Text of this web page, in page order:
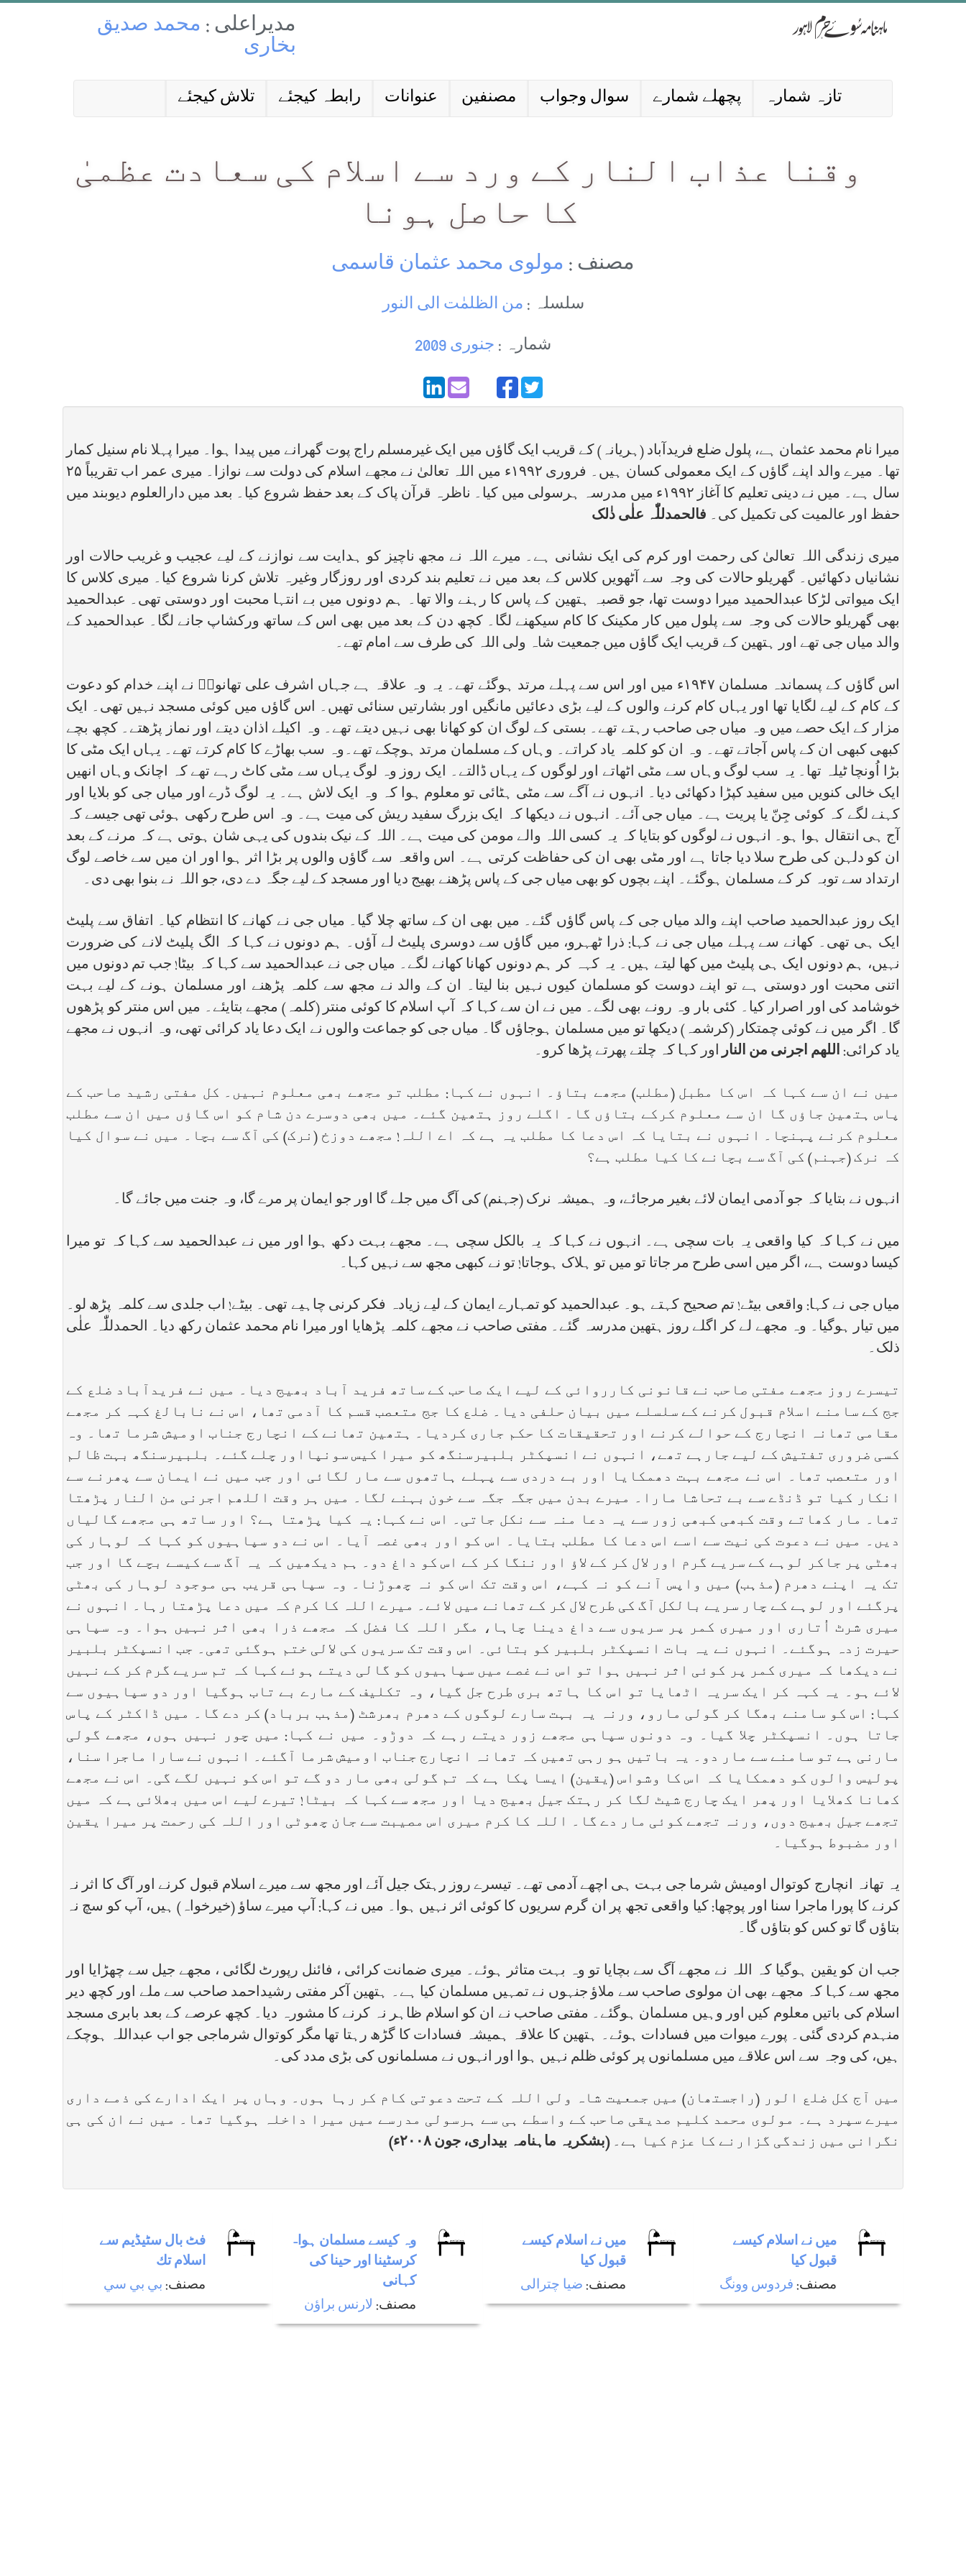
مدیراعلی : محمد صدیق
بخاری
تلاش کیجئے رابطہ کیجئے عنوانات مصنفین سوال وجواب پچھلے شمارے تازہ شمارہ
وقنا عذاب النار کے ورد سے اسلام کی سعادت عظمیٰ
کا حاصل ہونا
مصنف : مولوی محمد عثمان قاسمی
سلسلہ : من الظلمٰت الی النور
شمارہ : جنوری 2009
میرا نام محمد عثمان ہے، پلول ضلع فریدآباد (ہریانہ) کے قریب ایک گاؤں میں ایک غیرمسلم راج پوت گھرانے میں پیدا ہوا۔ میرا پہلا نام سنیل کمار
تھا۔ میرے والد اپنے گاؤں کے ایک معمولی کسان ہیں۔ فروری ۱۹۹۲ء میں اللہ تعالیٰ نے مجھے اسلام کی دولت سے نوازا۔ میری عمر اب تقریباً ۲۵
سال ہے۔ میں نے دینی تعلیم کا آغاز ۱۹۹۲ء میں مدرسہ ہرسولی میں کیا۔ ناظرہ قرآن پاک کے بعد حفظ شروع کیا۔ بعد میں دارالعلوم دیوبند میں
حفظ اور عالمیت کی تکمیل کی۔ فالحمدللّٰہ علٰی ذٰلک
میری زندگی اللہ تعالیٰ کی رحمت اور کرم کی ایک نشانی ہے۔ میرے اللہ نے مجھ ناچیز کو ہدایت سے نوازنے کے لیے عجیب و غریب حالات اور
نشانیاں دکھائیں۔ گھریلو حالات کی وجہ سے آٹھویں کلاس کے بعد میں نے تعلیم بند کردی اور روزگار وغیرہ تلاش کرنا شروع کیا۔ میری کلاس کا
ایک میواتی لڑکا عبدالحمید میرا دوست تھا، جو قصبہ ہتھین کے پاس کا رہنے والا تھا۔ ہم دونوں میں بے انتہا محبت اور دوستی تھی۔ عبدالحمید
بھی گھریلو حالات کی وجہ سے پلول میں کار مکینک کا کام سیکھنے لگا۔ کچھ دن کے بعد میں بھی اس کے ساتھ ورکشاپ جانے لگا۔ عبدالحمید کے
والد میاں جی تھے اور ہتھین کے قریب ایک گاؤں میں جمعیت شاہ ولی اللہ کی طرف سے امام تھے۔
اس گاؤں کے پسماندہ مسلمان ۱۹۴۷ء میں اور اس سے پہلے مرتد ہوگئے تھے۔ یہ وہ علاقہ ہے جہاں اشرف علی تھانویؒ نے اپنے خدام کو دعوت
کے کام کے لیے لگایا تھا اور یہاں کام کرنے والوں کے لیے بڑی دعائیں مانگیں اور بشارتیں سنائی تھیں۔ اس گاؤں میں کوئی مسجد نہیں تھی۔ ایک
مزار کے ایک حصے میں وہ میاں جی صاحب رہتے تھے۔ بستی کے لوگ ان کو کھانا بھی نہیں دیتے تھے۔ وہ اکیلے اذان دیتے اور نماز پڑھتے۔ کچھ بچے
کبھی کبھی ان کے پاس آجاتے تھے۔ وہ ان کو کلمہ یاد کراتے۔ وہاں کے مسلمان مرتد ہوچکے تھے۔وہ سب بھاڑے کا کام کرتے تھے۔ یہاں ایک مٹی کا
بڑا اُونچا ٹیلہ تھا۔ یہ سب لوگ وہاں سے مٹی اٹھاتے اور لوگوں کے یہاں ڈالتے۔ ایک روز وہ لوگ یہاں سے مٹی کاٹ رہے تھے کہ اچانک وہاں انھیں
ایک خالی کنویں میں سفید کپڑا دکھائی دیا۔ انہوں نے آگے سے مٹی ہٹائی تو معلوم ہوا کہ وہ ایک لاش ہے۔ یہ لوگ ڈرے اور میاں جی کو بلایا اور
کہنے لگے کہ کوئی جِنّ یا پریت ہے۔ میاں جی آئے۔ انہوں نے دیکھا کہ ایک بزرگ سفید ریش کی میت ہے۔ وہ اس طرح رکھی ہوئی تھی جیسے کہ
آج ہی انتقال ہوا ہو۔ انہوں نے لوگوں کو بتایا کہ یہ کسی اللہ والے مومن کی میت ہے۔ اللہ کے نیک بندوں کی یہی شان ہوتی ہے کہ مرنے کے بعد
ان کو دلہن کی طرح سلا دیا جاتا ہے اور مٹی بھی ان کی حفاظت کرتی ہے۔ اس واقعہ سے گاؤں والوں پر بڑا اثر ہوا اور ان میں سے خاصے لوگ
ارتداد سے توبہ کر کے مسلمان ہوگئے۔ اپنے بچوں کو بھی میاں جی کے پاس پڑھنے بھیج دیا اور مسجد کے لیے جگہ دے دی، جو اللہ نے بنوا بھی دی۔
ایک روز عبدالحمید صاحب اپنے والد میاں جی کے پاس گاؤں گئے۔ میں بھی ان کے ساتھ چلا گیا۔ میاں جی نے کھانے کا انتظام کیا۔ اتفاق سے پلیٹ
ایک ہی تھی۔ کھانے سے پہلے میاں جی نے کہا: ذرا ٹھہرو، میں گاؤں سے دوسری پلیٹ لے آؤں۔ ہم دونوں نے کہا کہ الگ پلیٹ لانے کی ضرورت
نہیں، ہم دونوں ایک ہی پلیٹ میں کھا لیتے ہیں۔ یہ کہہ کر ہم دونوں کھانا کھانے لگے۔ میاں جی نے عبدالحمید سے کہا کہ بیٹا! جب تم دونوں میں
اتنی محبت اور دوستی ہے تو اپنے دوست کو مسلمان کیوں نہیں بنا لیتا۔ ان کے والد نے مجھ سے کلمہ پڑھنے اور مسلمان ہونے کے لیے بہت
خوشامد کی اور اصرار کیا۔ کئی بار وہ رونے بھی لگے۔ میں نے ان سے کہا کہ آپ اسلام کا کوئی منتر (کلمہ) مجھے بتایئے۔ میں اس منتر کو پڑھوں
گا۔ اگر میں نے کوئی چمتکار (کرشمہ) دیکھا تو میں مسلمان ہوجاؤں گا۔ میاں جی کو جماعت والوں نے ایک دعا یاد کرائی تھی، وہ انہوں نے مجھے
یاد کرائی:اللھم اجرنی من الناراور کہا کہ چلتے پھرتے پڑھا کرو۔
میں نے ان سے کہا کہ اس کا مطبل (مطلب) مجھے بتاؤ۔ انہوں نے کہا: مطلب تو مجھے بھی معلوم نہیں۔ کل مفتی رشید صاحب کے
پاس ہتھین جاؤں گا ان سے معلوم کرکے بتاؤں گا۔ اگلے روز ہتھین گئے۔ میں بھی دوسرے دن شام کو اس گاؤں میں ان سے مطلب
معلوم کرنے پہنچا۔ انہوں نے بتایا کہ اس دعا کا مطلب یہ ہے کہ اے اللہ! مجھے دوزخ (نرک) کی آگ سے بچا۔ میں نے سوال کیا
کہ نرک (جہنم) کی آگ سے بچانے کا کیا مطلب ہے؟
انہوں نے بتایا کہ جو آدمی ایمان لائے بغیر مرجائے، وہ ہمیشہ نرک (جہنم) کی آگ میں جلے گا اور جو ایمان پر مرے گا، وہ جنت میں جائے گا۔
میں نے کہا کہ کیا واقعی یہ بات سچی ہے۔ انہوں نے کہا کہ یہ بالکل سچی ہے۔ مجھے بہت دکھ ہوا اور میں نے عبدالحمید سے کہا کہ تو میرا
کیسا دوست ہے، اگر میں اسی طرح مر جاتا تو میں تو ہلاک ہوجاتا! تو نے کبھی مجھ سے نہیں کہا۔
میاں جی نے کہا: واقعی بیٹے! تم صحیح کہتے ہو۔ عبدالحمید کو تمہارے ایمان کے لیے زیادہ فکر کرنی چاہیے تھی۔ بیٹے! اب جلدی سے کلمہ پڑھ لو۔
میں تیار ہوگیا۔ وہ مجھے لے کر اگلے روز ہتھین مدرسہ گئے۔ مفتی صاحب نے مجھے کلمہ پڑھایا اور میرا نام محمد عثمان رکھ دیا۔ الحمدللّٰہ علٰی
ذلک۔
تیسرے روز مجھے مفتی صاحب نے قانونی کارروائی کے لیے ایک صاحب کے ساتھ فرید آباد بھیج دیا۔ میں نے فریدآباد ضلع کے
جج کے سامنے اسلام قبول کرنے کے سلسلے میں بیان حلفی دیا۔ ضلع کا جج متعصب قسم کا آدمی تھا، اس نے نابالغ کہہ کر مجھے
مقامی تھانہ انچارج کے حوالے کرنے اور تحقیقات کا حکم جاری کردیا۔ ہتھین تھانے کے انچارج جناب اومیش شرما تھا۔ وہ
کسی ضروری تفتیش کے لیے جارہے تھے، انہوں نے انسپکٹر بلبیرسنگھ کو میرا کیس سونپااور چلے گئے۔ بلبیرسنگھ بہت ظالم
اور متعصب تھا۔ اس نے مجھے بہت دھمکایا اور بے دردی سے پہلے ہاتھوں سے مار لگائی اور جب میں نے ایمان سے پھرنے سے
انکار کیا تو ڈنڈے سے بے تحاشا مارا۔ میرے بدن میں جگہ جگہ سے خون بہنے لگا۔ میں ہر وقت اللھم اجرنی من النار پڑھتا
تھا۔ مار کھاتے وقت کبھی کبھی زور سے یہ دعا منہ سے نکل جاتی۔ اس نے کہا: یہ کیا پڑھتا ہے؟ اور ساتھ ہی مجھے گالیاں
دیں۔ میں نے دعوت کی نیت سے اسے اس دعا کا مطلب بتایا۔ اس کو اور بھی غصہ آیا۔ اس نے دو سپاہیوں کو کہا کہ لوہار کی
بھٹی پر جاکر لوہے کے سریے گرم اور لال کر کے لاؤ اور ننگا کر کے اس کو داغ دو۔ ہم دیکھیں کہ یہ آگ سے کیسے بچے گا اور جب
تک یہ اپنے دھرم (مذہب) میں واپس آنے کو نہ کہے، اس وقت تک اس کو نہ چھوڑنا۔ وہ سپاہی قریب ہی موجود لوہار کی بھٹی
پرگئے اور لوہے کے چار سریے بالکل آگ کی طرح لال کر کے تھانے میں لائے۔ میرے اللہ کا کرم کہ میں دعا پڑھتا رہا۔ انہوں نے
میری شرٹ اُتاری اور میری کمر پر سریوں سے داغ دینا چاہا، مگر اللہ کا فضل کہ مجھے ذرا بھی اثر نہیں ہوا۔ وہ سپاہی
حیرت زدہ ہوگئے۔ انہوں نے یہ بات انسپکٹر بلبیر کو بتائی۔ اس وقت تک سریوں کی لالی ختم ہوگئی تھی۔ جب انسپکٹر بلبیر
نے دیکھا کہ میری کمر پر کوئی اثر نہیں ہوا تو اس نے غصے میں سپاہیوں کو گالی دیتے ہوئے کہا کہ تم سریے گرم کر کے نہیں
لائے ہو۔ یہ کہہ کر ایک سریہ اٹھایا تو اس کا ہاتھ بری طرح جل گیا، وہ تکلیف کے مارے بے تاب ہوگیا اور دو سپاہیوں سے
کہا: اس کو سامنے بھگا کر گولی مارو، ورنہ یہ بہت سارے لوگوں کے دھرم بھرشٹ (مذہب برباد) کر دے گا۔ میں ڈاکٹر کے پاس
جاتا ہوں۔ انسپکٹر چلا گیا۔ وہ دونوں سپاہی مجھے زور دیتے رہے کہ دوڑو۔ میں نے کہا: میں چور نہیں ہوں، مجھے گولی
مارنی ہے تو سامنے سے مار دو۔ یہ باتیں ہو رہی تھیں کہ تھانہ انچارج جناب اومیش شرما آگئے۔ انہوں نے سارا ماجرا سنا،
پولیس والوں کو دھمکایا کہ اس کا وشواس (یقین) ایسا پکا ہے کہ تم گولی بھی مار دو گے تو اس کو نہیں لگے گی۔ اس نے مجھے
کھانا کھلایا اور پھر ایک چارج شیٹ لگا کر رہتک جیل بھیج دیا اور مجھ سے کہا کہ بیٹا! تیرے لیے اس میں بھلائی ہے کہ میں
تجھے جیل بھیج دوں، ورنہ تجھے کوئی مار دے گا۔ اللہ کا کرم میری اس مصیبت سے جان چھوٹی اور اللہ کی رحمت پر میرا یقین
اور مضبوط ہوگیا۔
یہ تھانہ انچارج کوتوال اومیش شرما جی بہت ہی اچھے آدمی تھے۔ تیسرے روز رہتک جیل آئے اور مجھ سے میرے اسلام قبول کرنے اور آگ کا اثر نہ
کرنے کا پورا ماجرا سنا اور پوچھا: کیا واقعی تجھ پر ان گرم سریوں کا کوئی اثر نہیں ہوا۔ میں نے کہا: آپ میرے ساؤ (خیرخواہ) ہیں، آپ کو سچ نہ
بتاؤں گا تو کس کو بتاؤں گا۔
جب ان کو یقین ہوگیا کہ اللہ نے مجھے آگ سے بچایا تو وہ بہت متاثر ہوئے۔ میری ضمانت کرائی ، فائنل رپورٹ لگائی ، مجھے جیل سے چھڑایا اور
مجھ سے کہا کہ مجھے بھی ان مولوی صاحب سے ملاؤ جنہوں نے تمہیں مسلمان کیا ہے۔ ہتھین آکر مفتی رشیداحمد صاحب سے ملے اور کچھ دیر
اسلام کی باتیں معلوم کیں اور وہیں مسلمان ہوگئے۔ مفتی صاحب نے ان کو اسلام ظاہر نہ کرنے کا مشورہ دیا۔ کچھ عرصے کے بعد بابری مسجد
منہدم کردی گئی۔ پورے میوات میں فسادات ہوئے۔ ہتھین کا علاقہ ہمیشہ فسادات کا گڑھ رہتا تھا مگر کوتوال شرماجی جو اب عبداللہ ہوچکے
ہیں، کی وجہ سے اس علاقے میں مسلمانوں پر کوئی ظلم نہیں ہوا اور انہوں نے مسلمانوں کی بڑی مدد کی۔
میں آج کل ضلع الور (راجستھان) میں جمعیت شاہ ولی اللہ کے تحت دعوتی کام کر رہا ہوں۔ وہاں پر ایک ادارے کی ذمے داری
میرے سپرد ہے۔ مولوی محمد کلیم صدیقی صاحب کے واسطے ہی سے ہرسولی مدرسے میں میرا داخلہ ہوگیا تھا۔ میں نے ان کی ہی
نگرانی میں زندگی گزارنے کا عزم کیا ہے۔(بشکریہ ماہنامہ بیداری، جون ۲۰۰۸ء)
فٹ بال سٹيڈيم سے
اسلام تك
مصنف: بي بي سي
وہ كيسے مسلمان ہوا-
كرسٹينا اور حينا كی
كہانی
مصنف: لارنس براؤن
ميں نے اسلام كيسے
قبول كيا
مصنف: ضيا چترالی
ميں نے اسلام كيسے
قبول كيا
مصنف: فردوس وونگ